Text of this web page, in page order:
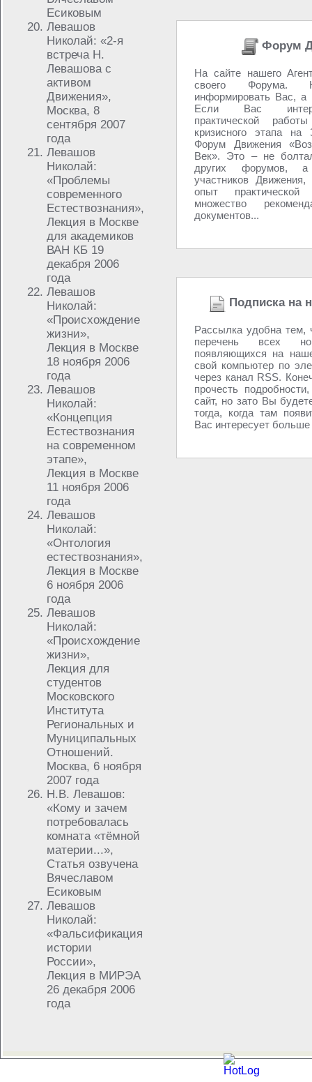
Есиковым
Левашов
Николай: «2-я
встреча Н.
Левашова с
активом
Движения»,
Москва, 8
сентября 2007
года
Левашов
Николай:
«Проблемы
современного
Естествознания»,
Лекция в Москве
для академиков
ВАН КБ 19
декабря 2006
года
Левашов
Николай:
«Происхождение
жизни»,
Лекция в Москве
18 ноября 2006
года
Левашов
Николай:
«Концепция
Естествознания
на современном
этапе»,
Лекция в Москве
11 ноября 2006
года
Левашов
Николай:
«Онтология
естествознания»,
Лекция в Москве
6 ноября 2006
года
Левашов
Николай:
«Происхождение
жизни»,
Лекция для
студентов
Московского
Института
Региональных и
Муниципальных
Отношений.
Москва, 6 ноября
2007 года
Н.В. Левашов:
«Кому и зачем
потребовалась
комната «тёмной
материи...»,
Статья озвучена
Вячеславом
Есиковым
Левашов
Николай:
«Фальсификация
истории
России»,
Лекция в МИРЭА
26 декабря 2006
года
Форум
На сайте нашего
своего
информировать Вас,
Если Вас
практической
кризисного этапа
Форум Движения
Век». Это – не
других форумов,
участников
опыт
множество
документов...
Подписка на
Рассылка удобна тем,
перечень всех
появляющихся на
свой компьютер по
через канал RSS.
прочесть
сайт, но зато Вы
тогда, когда там
Вас интересует больше